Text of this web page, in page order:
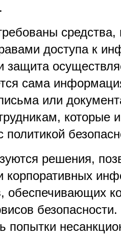
доступа к
защита
сама
или
которые
политикой
решения,
корпоративных
обеспечивающих
попытки